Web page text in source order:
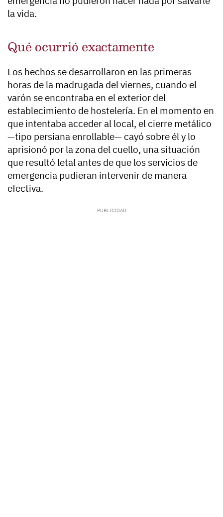
la vida.
Qué ocurrió exactamente
Los hechos se desarrollaron en las primeras
horas de la madrugada del viernes, cuando el
varón se encontraba en el exterior del
establecimiento de hostelería. En el momento en
que intentaba acceder al local, el cierre metálico
—tipo persiana enrollable— cayó sobre él y lo
aprisionó por la zona del cuello, una situación
que resultó letal antes de que los servicios de
emergencia pudieran intervenir de manera
efectiva.